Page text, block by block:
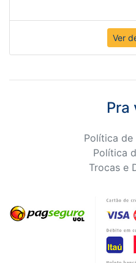
Ver
Pra
Política de
Política
Trocas e